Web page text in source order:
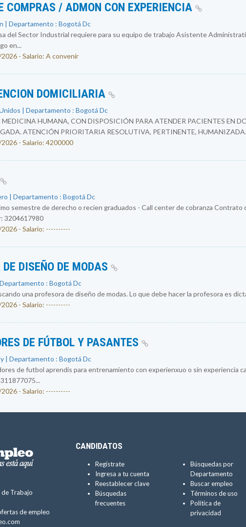
COMPRAS / ADMON CON EXPERIENCIA
| Departamento : Bogotá Dc
del Sector Industrial requiere para su equipo de trabajo Asistente
en...
- Salario: A convenir
DOMICILIARIA
| Departamento : Bogotá Dc
MEDICINA HUMANA, CON DISPOSICIÓN PARA ATENDER PACIENTES EN
ATENCIÓN PRIORITARIA RESOLUTIVA, PERTINENTE,
- Salario: 4200000
| Departamento : Bogotá Dc
semestre de derecho o recien graduados - Call center de cobranza Contrato
3204617980
- Salario: ----------
DE DISEÑO DE MODAS
: Bogotá Dc
una profesora de diseño de modas. Lo que debe hacer la profesora es
- Salario: ----------
DE FÚTBOL Y PASANTES
| Departamento : Bogotá Dc
de futbol aprendis para entrenamiento con experienxuo o sin experiencia
- Salario: ----------
de Trabajo
de empleo
CANDIDATOS
Regístrate
Ingresa a tu cuenta
Reestablecer clave
Búsquedas
frecuentes
Búsquedas por
Departamento
Buscar empleo
Términos de uso
Política de
privacidad